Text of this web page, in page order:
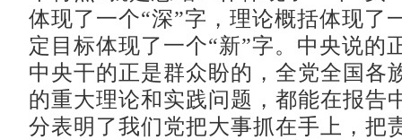
体现了一个“深”字，理论概括体现了
定目标体现了一个“新”字。中央说的
中央干的正是群众盼的，全党全国各
的重大理论和实践问题，都能在报告
分表明了我们党把大事抓在手上，把